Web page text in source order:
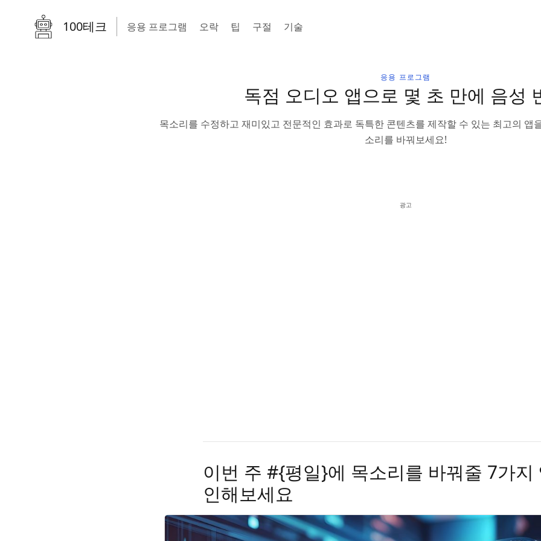
100테크 응용 프로그램 오락 팁 구절 기술
응용 프로그램
독점 오디오 앱으로 몇 초 만에 음성
목소리를 수정하고 재미있고 전문적인 효과로 독특한 콘텐츠를 제작할 수 있는 최고의 앱
소리를 바꿔보세요!
광고
이번 주 #{평일}에 목소리를 바꿔줄 7가지
인해보세요